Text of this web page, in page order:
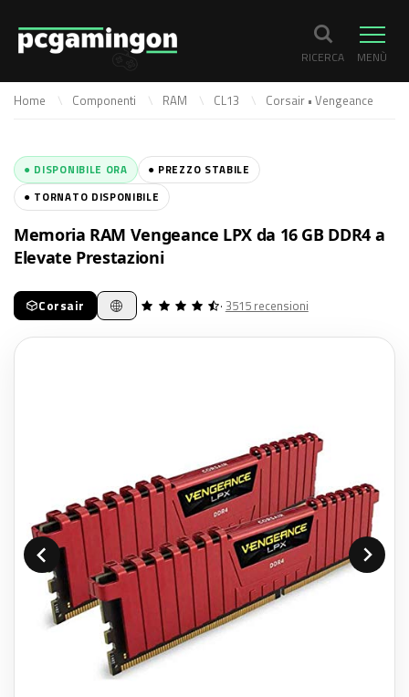
RICERCA MENÙ
Home Componenti RAM CL13 Corsair • Vengeance
● DISPONIBILE ORA
● PREZZO STABILE
● TORNATO DISPONIBILE
Memoria RAM Vengeance LPX da 16 GB DDR4 a
Elevate Prestazioni
Corsair · 3515 recensioni